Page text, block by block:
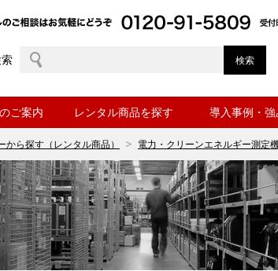
ご案内 レンタル商品を探す 導入事例・強
から探す（レンタル商品） 電力・クリーンエネルギー測定